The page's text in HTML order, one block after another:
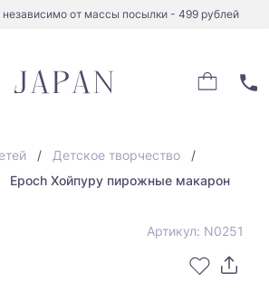
независимо от массы посылки - 499 рублей
Детское творчество
Epoch Хойпуру пирожные макарон
Артикул: N0251